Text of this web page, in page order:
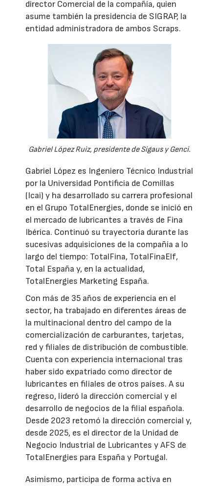
director Comercial de la compañía, quien
asume también la presidencia de SIGRAP, la
entidad administradora de ambos Scraps.
Gabriel López Ruiz, presidente de Sigaus y Genci.
Gabriel López es Ingeniero Técnico Industrial
por la Universidad Pontificia de Comillas
(Icai) y ha desarrollado su carrera profesional
en el Grupo TotalEnergies, donde se inició en
el mercado de lubricantes a través de Fina
Ibérica. Continuó su trayectoria durante las
sucesivas adquisiciones de la compañía a lo
largo del tiempo: TotalFina, TotalFinaElf,
Total España y, en la actualidad,
TotalEnergies Marketing España.
Con más de 35 años de experiencia en el
sector, ha trabajado en diferentes áreas de
la multinacional dentro del campo de la
comercialización de carburantes, tarjetas,
red y filiales de distribución de combustible.
Cuenta con experiencia internacional tras
haber sido expatriado como director de
lubricantes en filiales de otros países. A su
regreso, lideró la dirección comercial y el
desarrollo de negocios de la filial española.
Desde 2023 retomó la dirección comercial y,
desde 2025, es el director de la Unidad de
Negocio Industrial de Lubricantes y AFS de
TotalEnergies para España y Portugal.
Asimismo, participa de forma activa en